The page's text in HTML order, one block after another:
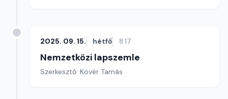
2025. 09. 15. hétfő 8:17
Nemzetközi lapszemle
Szerkesztő: Kövér Tamás